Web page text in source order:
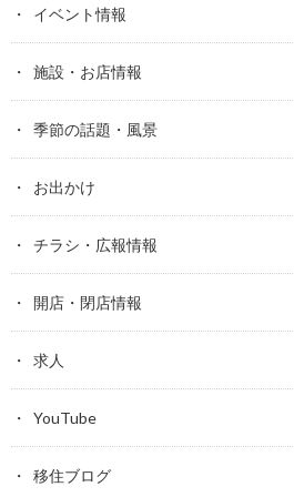
イベント情報
施設・お店情報
季節の話題・風景
お出かけ
チラシ・広報情報
開店・閉店情報
求人
YouTube
移住ブログ